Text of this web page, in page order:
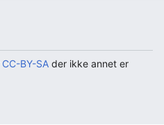
CC-BY-SA der ikke annet er